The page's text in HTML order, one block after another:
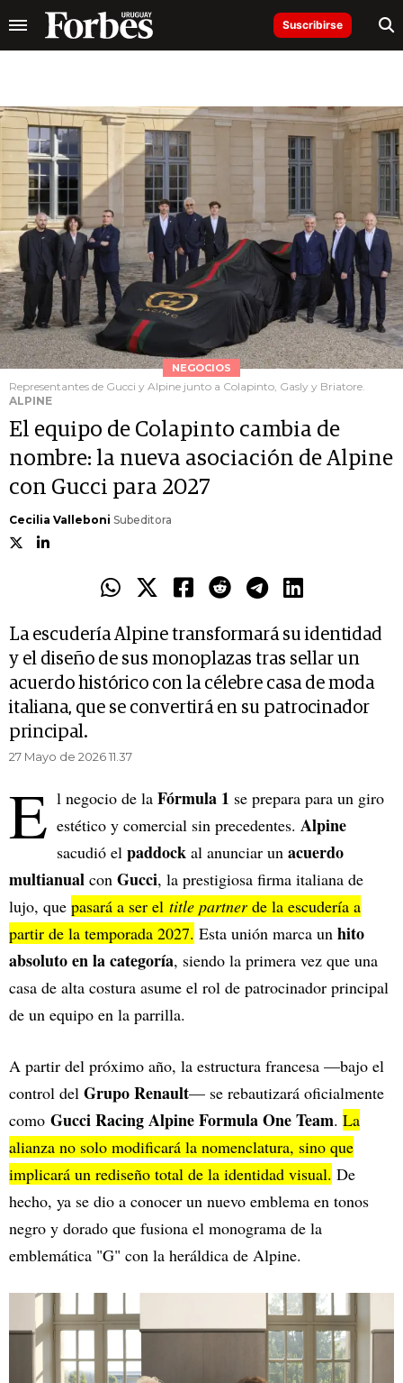
Suscribirse
NEGOCIOS
Representantes de Gucci y Alpine junto a Colapinto, Gasly y Briatore.
ALPINE
El equipo de Colapinto cambia de
nombre: la nueva asociación de Alpine
con Gucci para 2027
Cecilia Valleboni Subeditora
La escudería Alpine transformará su identidad
y el diseño de sus monoplazas tras sellar un
acuerdo histórico con la célebre casa de moda
italiana, que se convertirá en su patrocinador
principal.
27 Mayo de 2026 11.37
E l negocio de la Fórmula 1 se prepara para un giro
estético y comercial sin precedentes. Alpine
sacudió el paddock al anunciar un acuerdo
multianual con Gucci, la prestigiosa firma italiana de
lujo, que pasará a ser el title partner de la escudería a
partir de la temporada 2027. Esta unión marca un hito
absoluto en la categoría, siendo la primera vez que una
casa de alta costura asume el rol de patrocinador principal
de un equipo en la parrilla.
A partir del próximo año, la estructura francesa —bajo el
control del Grupo Renault— se rebautizará oficialmente
como Gucci Racing Alpine Formula One Team. La
alianza no solo modificará la nomenclatura, sino que
implicará un rediseño total de la identidad visual. De
hecho, ya se dio a conocer un nuevo emblema en tonos
negro y dorado que fusiona el monograma de la
emblemática "G" con la heráldica de Alpine.